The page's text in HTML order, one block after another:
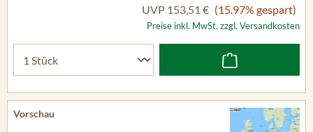
UVP 153,51 € (15.97% gespart)
Preise inkl. MwSt. zzgl. Versandkosten